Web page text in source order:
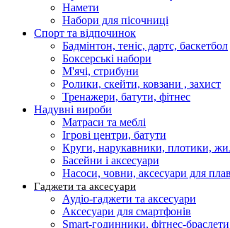
Намети
Набори для пісочниці
Спорт та відпочинок
Бадмінтон, теніс, дартс, баскетбол
Боксерські набори
М'ячі, стрибуни
Ролики, скейти, ковзани , захист
Тренажери, батути, фітнес
Надувні вироби
Матраси та меблі
Ігрові центри, батути
Круги, нарукавники, плотики,
Басейни і аксесуари
Насоси, човни, аксесуари для
Гаджети та аксесуари
Аудіо-гаджети та аксесуари
Аксесуари для смартфонів
Smart-годинники, фітнес-